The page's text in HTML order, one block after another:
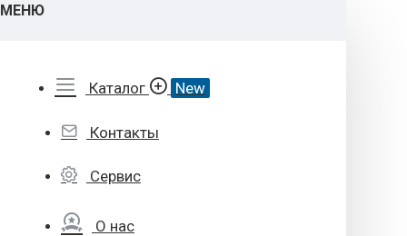
МЕНЮ
Каталог New
Контакты
Сервис
О нас